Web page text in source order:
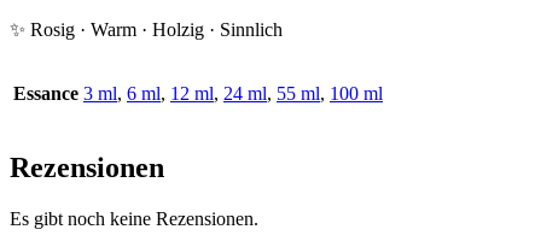
✨ Rosig · Warm · Holzig · Sinnlich
Essance 3 ml, 6 ml, 12 ml, 24 ml, 55 ml, 100 ml
Rezensionen
Es gibt noch keine Rezensionen.